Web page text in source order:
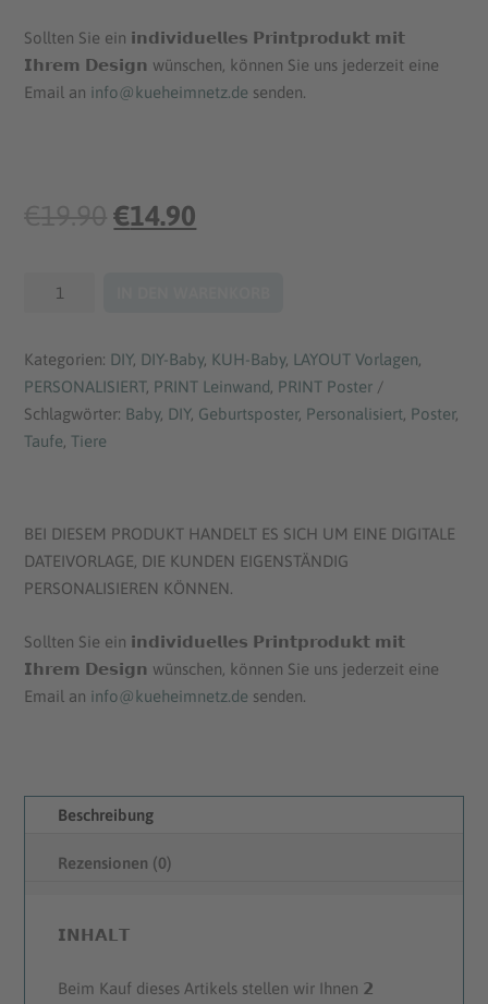
Sollten Sie ein 𝗶𝗻𝗱𝗶𝘃𝗶𝗱𝘂𝗲𝗹𝗹𝗲𝘀 𝗣𝗿𝗶𝗻𝘁𝗽𝗿𝗼𝗱𝘂𝗸𝘁 𝗺𝗶𝘁
𝗜𝗵𝗿𝗲𝗺 𝗗𝗲𝘀𝗶𝗴𝗻 wünschen, können Sie uns jederzeit eine
Email an info@kueheimnetz.de senden.
U
p
r
g
l
i
c
e
r
e
€14.90
u
e
e
r
P
r
i
t
Geburtsposter
|
Personalisierbare
Datei
Menge
Kategorien: DIY, DIY-Baby, KUH-Baby, LAYOUT Vorlagen,
PERSONALISIERT, PRINT Leinwand, PRINT Poster
Schlagwörter: Baby, DIY, Geburtsposter, Personalisiert, Poster,
Taufe, Tiere
BEI DIESEM PRODUKT HANDELT ES SICH UM EINE DIGITALE
DATEIVORLAGE, DIE KUNDEN EIGENSTÄNDIG
PERSONALISIEREN KÖNNEN.
Sollten Sie ein 𝗶𝗻𝗱𝗶𝘃𝗶𝗱𝘂𝗲𝗹𝗹𝗲𝘀 𝗣𝗿𝗶𝗻𝘁𝗽𝗿𝗼𝗱𝘂𝗸𝘁 𝗺𝗶𝘁
𝗜𝗵𝗿𝗲𝗺 𝗗𝗲𝘀𝗶𝗴𝗻 wünschen, können Sie uns jederzeit eine
Email an info@kueheimnetz.de senden.
Beschreibung
Rezensionen (0)
𝗜𝗡𝗛𝗔𝗟𝗧
Beim Kauf dieses Artikels stellen wir Ihnen 𝟮